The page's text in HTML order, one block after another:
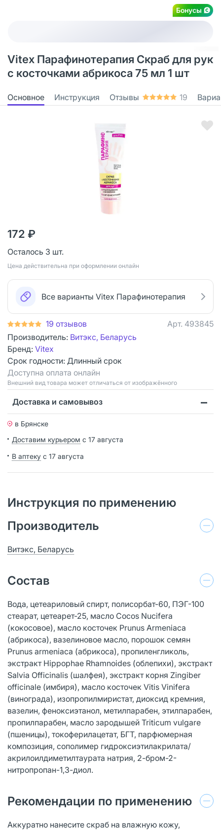
Бонусы
Vitex Парафинотерапия Скраб для рук
с косточками абрикоса 75 мл 1 шт
Основное Инструкция Отзывы 19
172 ₽
Осталось 3 шт.
Цена действительна при оформлении онлайн
Все варианты Vitex Парафинотерапия
19 отзывов Арт. 493845
Производитель: Витэкс, Беларусь
Бренд: Vitex
Срок годности: Длинный срок
Доступна оплата онлайн
Bнешний вид товара может отличаться от изображённого
Доставка и самовывоз
в Брянске
Доставим курьером с 17 августа
В аптеку с 17 августа
Инструкция по применению
Производитель
Витэкс, Беларусь
Состав
Вода, цетеариловый спирт, полисорбат-60, ПЭГ-100
стеарат, цетеарет-25, масло Cocos Nucifera
(кокосовое), масло косточек Prunus Armeniaca
(абрикоса), вазелиновое масло, порошок семян
Prunus armeniaca (абрикоса), пропиленгликоль,
экстракт Hippophae Rhamnoides (облепихи), экстракт
Salvia Officinalis (шалфея), экстракт корня Zingiber
officinale (имбиря), масло косточек Vitis Vinifera
(винограда), изопропилмиристат, диоксид кремния,
вазелин, феноксиэтанол, метилпарабен, этилпарабен,
пропилпарабен, масло зародышей Triticum vulgare
(пшеницы), токоферилацетат, БГТ, парфюмерная
композиция, сополимер гидроксиэтилакрилата/
акрилоилдиметилтаурата натрия, 2-бром-2-
нитропропан-1,3-диол.
Рекомендации по применению
Аккуратно нанесите скраб на влажную кожу,